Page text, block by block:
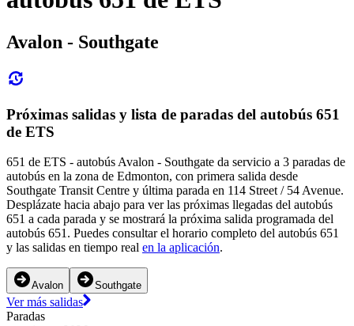
Avalon - Southgate
Próximas salidas y lista de paradas del autobús 651
de ETS
651 de ETS - autobús Avalon - Southgate da servicio a 3 paradas de
autobús en la zona de Edmonton, con primera salida desde
Southgate Transit Centre y última parada en 114 Street / 54 Avenue.
Desplázate hacia abajo para ver las próximas llegadas del autobús
651 a cada parada y se mostrará la próxima salida programada del
autobús 651. Puedes consultar el horario completo del autobús 651
y las salidas en tiempo real en la aplicación.
Avalon Southgate
Ver más salidas
Paradas